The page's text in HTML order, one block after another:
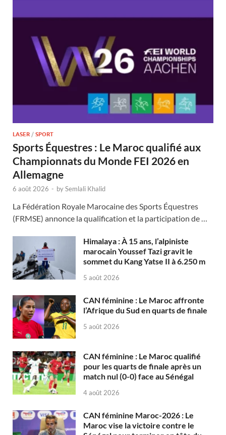
LASER / SPORT
Sports Équestres : Le Maroc qualifié aux
Championnats du Monde FEI 2026 en
Allemagne
6 août 2026 - bySemlali Khalid
La Fédération Royale Marocaine des Sports Équestres
(FRMSE) annonce la qualification et la participation de …
Himalaya : À 15 ans, l’alpiniste
marocain Youssef Tazi gravit le
sommet du Kang Yatse II à 6.250 m
5 août 2026
CAN féminine : Le Maroc affronte
l’Afrique du Sud en quarts de finale
5 août 2026
CAN féminine : Le Maroc qualifié
pour les quarts de finale après un
match nul (0-0) face au Sénégal
4 août 2026
CAN féminine Maroc-2026 : Le
Maroc vise la victoire contre le